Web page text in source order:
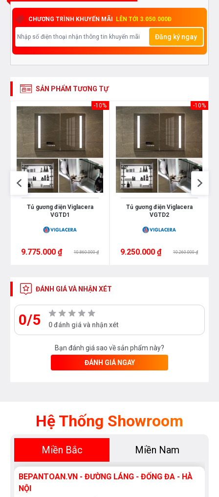
CHƯƠNG TRÌNH KHUYẾN MÃI LÊN TỚI 3.050.000Đ
Đăng ký ngay
SẢN PHẨM TƯƠNG TỰ
-10%
Tủ gương điện Viglacera
VGTD1
9.775.000 ₫ 10.860.000 ₫
-10%
Tủ gương điện Viglacera
VGTD2
9.250.000 ₫ 10.260.000 ₫
ĐÁNH GIÁ VÀ NHẬN XÉT
0/5 0 đánh giá và nhận xét
Bạn đánh giá sao về sản phẩm này?
ĐÁNH GIÁ NGAY
Hệ Thống Showroom
Miền Bắc Miền Nam
BEPANTOAN.VN - ĐƯỜNG LÁNG - ĐỐNG ĐA - HÀ
NỘI